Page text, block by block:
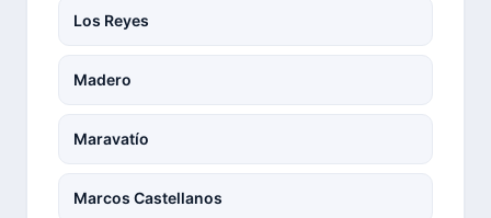
Los Reyes
Madero
Maravatío
Marcos Castellanos